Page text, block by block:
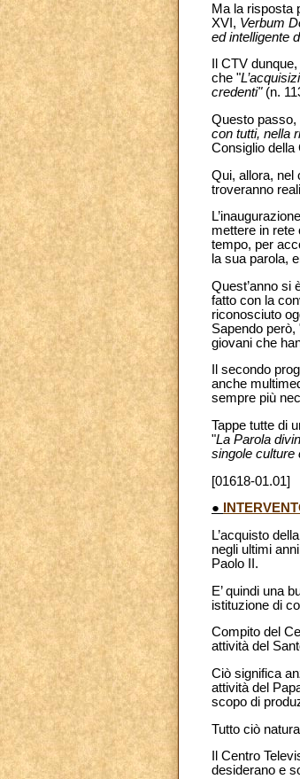
Ma la risposta
XVI, Verbum
ed intelligente
Il CTV
che "
credenti"(n.
Questo passo,
con tutti, nella
Consiglio della
Qui, allora, nel
troveranno
mettere in rete
tempo, per
la sua parola,
Quest’anno si
fatto con la
riconosciuto
Sapendo però,
giovani che
Il secondo
anche
sempre più
Tappe tutte di
"La Parola
singole culture
[01618-01.01]
●
L’acquisto
negli ultimi
Paolo II.
E’ quindi una
istituzione di
Compito del
attività del
Ciò significa
attività del
scopo di
Tutto ciò
Il Centro
desiderano e